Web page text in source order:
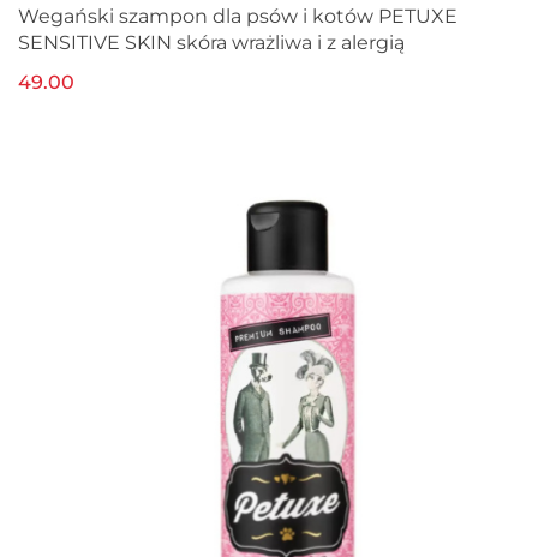
Wegański szampon dla psów i kotów PETUXE
SENSITIVE SKIN skóra wrażliwa i z alergią
49.00